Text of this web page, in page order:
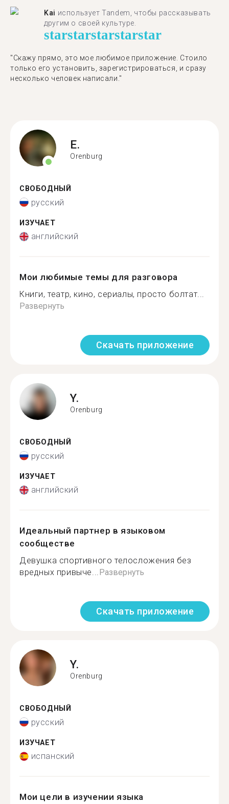
Kai использует Tandem, чтобы рассказывать
другим о своей культуре.
starstarstarstarstar
"Скажу прямо, это мое любимое приложение. Стоило
только его установить, зарегистрироваться, и сразу
несколько человек написали."
E.
Orenburg
СВОБОДНЫЙ
русский
ИЗУЧАЕТ
английский
Мои любимые темы для разговора
Книги, театр, кино, сериалы, просто болтат...
Развернуть
Скачать приложение
Y.
Orenburg
СВОБОДНЫЙ
русский
ИЗУЧАЕТ
английский
Идеальный партнер в языковом
сообществе
Девушка спортивного телосложения без
вредных привыче...Развернуть
Скачать приложение
Y.
Orenburg
СВОБОДНЫЙ
русский
ИЗУЧАЕТ
испанский
Мои цели в изучении языка